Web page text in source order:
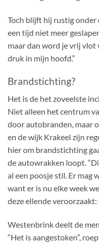
Toch blijft hij rustig onder
een tijd niet meer
maar dan word je vrij vlot
druk in mijn hoofd.”
Brandstichting?
Het is de het zoveelste
Niet alleen het centrum
door autobranden, maar
en de wijk Krakeel zijn
hier om brandstichting
de autowrakken loopt.
al een poosje stil. Er mag
want er is nu elke week
deze ellende veroorzaakt:
Westenbrink deelt de
“Het is aangestoken”,